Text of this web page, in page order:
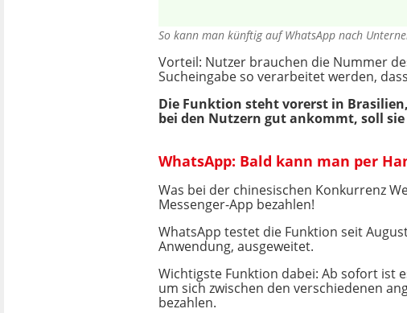
So kann man künftig auf WhatsApp nach
Vorteil: Nutzer brauchen die Nummer
Sucheingabe so verarbeitet werden,
Die Funktion steht vorerst in
bei den Nutzern gut ankommt, soll
WhatsApp: Bald kann man per
Was bei der chinesischen Konkurrenz
Messenger-App bezahlen!
WhatsApp testet die Funktion seit
Anwendung, ausgeweitet.
Wichtigste Funktion dabei: Ab sofort ist
um sich zwischen den verschiedenen
bezahlen.